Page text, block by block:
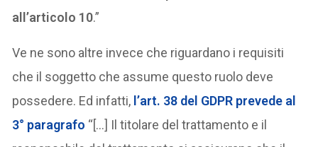
all’articolo 10.”
Ve ne sono altre invece che riguardano i requisiti
che il soggetto che assume questo ruolo deve
possedere. Ed infatti, l’art. 38 del GDPR prevede al
3° paragrafo “[…] Il titolare del trattamento e il